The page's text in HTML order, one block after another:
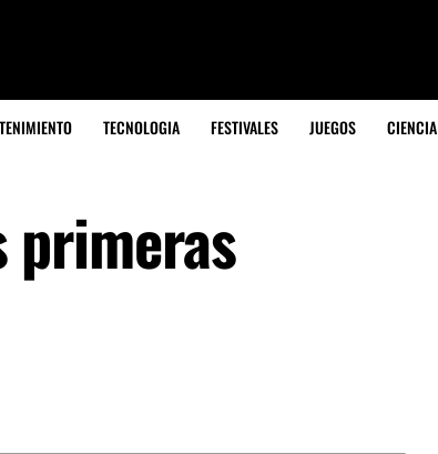
TECNOLOGIA FESTIVALES JUEGOS CIENCIA
primeras